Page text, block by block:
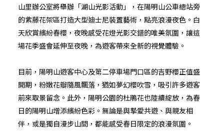
山里辦公室將舉辦「湖山光影活動」，在陽明山公車總站旁
的紫藤花架區打造大型迪士尼裝置藝術，點亮浪漫夜色。白
天欣賞繽紛春櫻，夜晚感受花燈光影交錯的唯美氛圍，讓這
場花季盛會延伸至夜晚，為遊客帶來全新的視覺體驗。
目前，陽明山遊客中心及第二停車場門口區的吉野櫻正值盛
開期，粉嫩花瓣隨風飄落，猶如夢幻櫻吹雪，吸引許多遊客
前來取景留念。此外，陽明公園的杜鵑花也陸續綻放，為春
日的陽明山增添繽紛色彩。無論是與摯愛共遊、與親友相
伴，或是獨自漫步山間，都能感受春日限定的浪漫氛圍。